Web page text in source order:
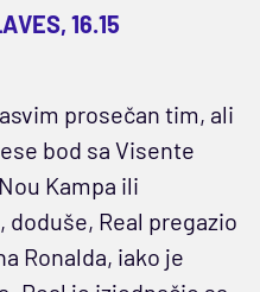
16.15
prosečan tim, ali
bod sa Visente
Kampa ili
doduše, Real pregazio
Ronalda, iako je